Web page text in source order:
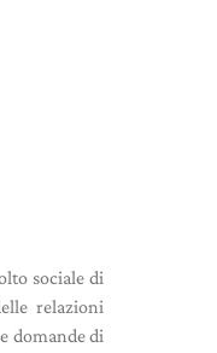
sociale di
relazioni
domande di